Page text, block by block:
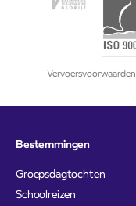
Vervoersvoorwaarden
Bestemmingen
Groepsdagtochten
Schoolreizen